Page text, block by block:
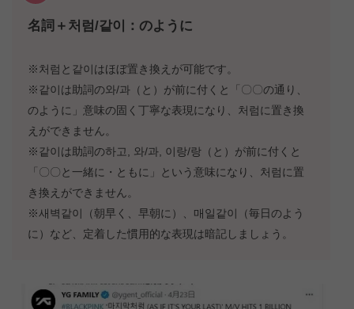
名詞＋처럼/같이：のように
※처럼と같이はほぼ置き換えが可能です。
※같이は助詞の와/과（と）が前に付くと「〇〇の通り、
のように」意味の固く丁寧な表現になり、처럼に置き換
えができません。
※같이は助詞の하고, 와/과, 이랑/랑（と）が前に付くと
「〇〇と一緒に・ともに」という意味になり、처럼に置
き換えができません。
※새벽같이（朝早く、早朝に）、매일같이（毎日のよう
に）など、定着した慣用的な表現は暗記しましょう。